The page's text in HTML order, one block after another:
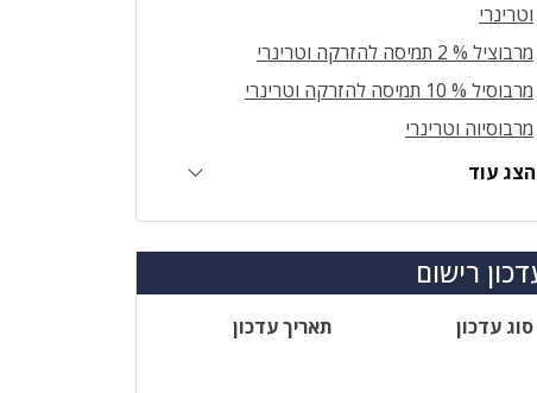
וטרינרי
מרבוציל % 2 תמיסה להזרקה וטרינרי
מרבוסיל % 10 תמיסה להזרקה וטרינרי
מרבוסיוה וטרינרי
הצג עוד
רישום
סוג עדכון תאריך עדכון